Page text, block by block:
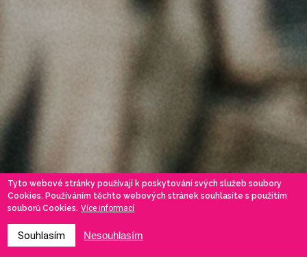
Tyto webové stránky používají k poskytování svých služeb soubory
Cookies. Používáním těchto webových stránek souhlasíte s použitím
souborů Cookies. Více informací
Souhlasím Nesouhlasím